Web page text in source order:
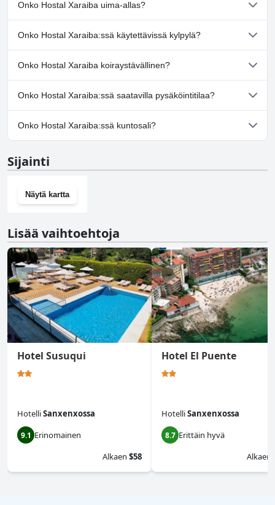
Onko Hostal Xaraiba uima-allas?
Ei, Hostal Xaraiba ei ole uima-allasta.
Onko Hostal Xaraiba:ssä käytettävissä kylpylä?
Ei, Hostal Xaraiba ei tarjoa kylpylää.
Onko Hostal Xaraiba koiraystävällinen?
Ei, Hostal Xaraiba ei salli koiria.
Onko Hostal Xaraiba:ssä saatavilla pysäköintitilaa?
Kyllä, Hostal Xaraiba tarjoaa pysäköintimahdollisuuden.
Onko Hostal Xaraiba:ssä kuntosali?
Sijainti
Näytä kartta
Lisää vaihtoehtoja
Hotel Susuqui
HotelliSanxenxossa
9.1 Erinomainen
Alkaen $58
Hotel El Puente
HotelliSanxenxossa
8.7 Erittäin hyvä
Alkaen